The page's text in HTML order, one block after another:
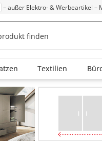
– außer Elektro- & Werbeartikel –
Textilien